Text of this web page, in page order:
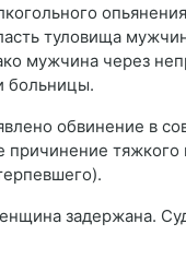
туловища
мужчина через
больницы.
обвинение в
задержана.